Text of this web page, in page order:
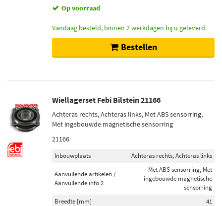
Op voorraad
Vandaag besteld, binnen 2 werkdagen bij u geleverd.
Bestellen
Wiellagerset Febi Bilstein 21166
Achteras rechts, Achteras links, Met ABS sensorring,
Met ingebouwde magnetische sensorring
21166
Inbouwplaats Achteras rechts, Achteras links
Aanvullende artikelen /
Aanvullende info 2
Met ABS sensorring, Met
ingebouwde magnetische
sensorring
Breedte [mm]
41